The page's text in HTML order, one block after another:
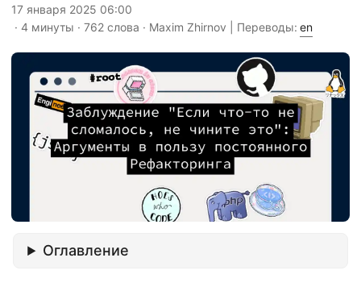
17 января 2025 06:00
· 4 минуты · 762 слова · Maxim Zhirnov | Переводы: en
Оглавление